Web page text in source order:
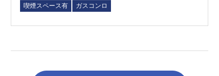
喫煙スペース有 ガスコンロ